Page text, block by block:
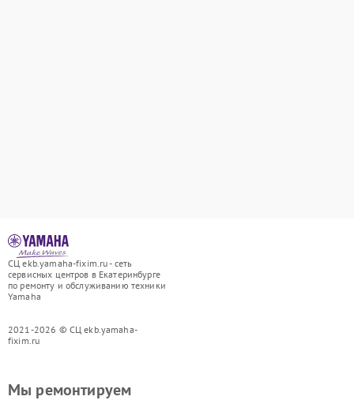
СЦ ekb.yamaha-fixim.ru - сеть
сервисных центров в Екатеринбурге
по ремонту и обслуживанию техники
Yamaha
2021-2026 © СЦ ekb.yamaha-
fixim.ru
Мы ремонтируем